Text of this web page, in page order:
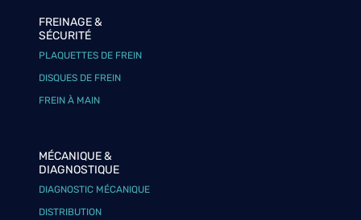
FREINAGE &
SÉCURITÉ
PLAQUETTES DE FREIN
DISQUES DE FREIN
FREIN À MAIN
MÉCANIQUE &
DIAGNOSTIQUE
DIAGNOSTIC MÉCANIQUE
DISTRIBUTION